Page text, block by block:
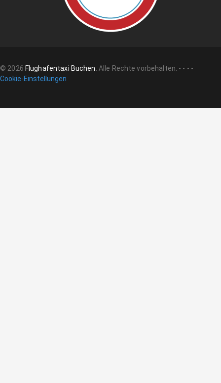
© 2026 Flughafentaxi Buchen. Alle Rechte vorbehalten. - - - -
Cookie-Einstellungen